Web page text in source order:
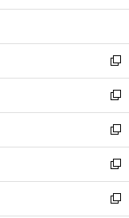
開
ウ
開
く
ン
ウ
で
開
く
ウ
ン
ド
ウ
で
開
く
新
し
い
ウ
ィ
ン
ド
ウ
で
新
し
い
ウ
ィ
ン
ド
新
し
い
ウ
ィ
新
し
い
新